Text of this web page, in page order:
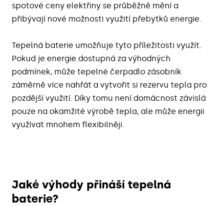
spotové ceny elektřiny se průběžně mění a
přibývají nové možnosti využití přebytků energie.
Tepelná baterie umožňuje tyto příležitosti využít.
Pokud je energie dostupná za výhodných
podmínek, může tepelné čerpadlo zásobník
záměrně více nahřát a vytvořit si rezervu tepla pro
pozdější využití. Díky tomu není domácnost závislá
pouze na okamžité výrobě tepla, ale může energii
využívat mnohem flexibilněji.
Jaké výhody přináší tepelná
baterie?